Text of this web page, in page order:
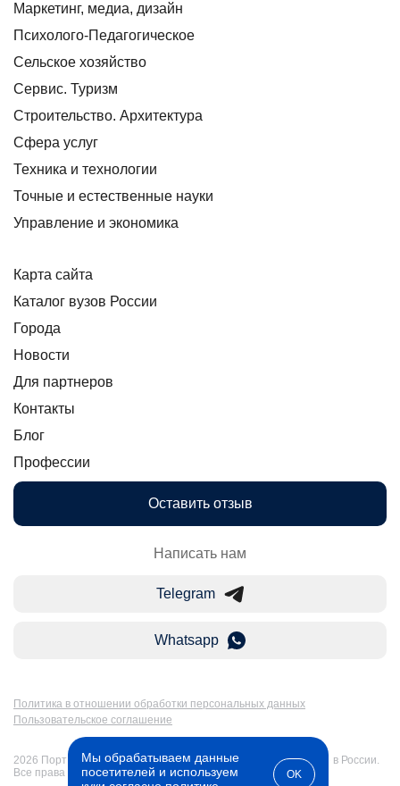
Маркетинг, медиа, дизайн
Психолого-Педагогическое
Сельское хозяйство
Сервис. Туризм
Строительство. Архитектура
Сфера услуг
Техника и технологии
Точные и естественные науки
Управление и экономика
Карта сайта
Каталог вузов России
Города
Новости
Для партнеров
Контакты
Блог
Профессии
Оставить отзыв
Написать нам
Telegram
Whatsapp
Политика в отношении обработки персональных данных
Пользовательское соглашение
2026 Портал Бакалавр-Магистр: дистанционное образование в России.
Все права защищены
Мы обрабатываем данные
посетителей и используем
OK